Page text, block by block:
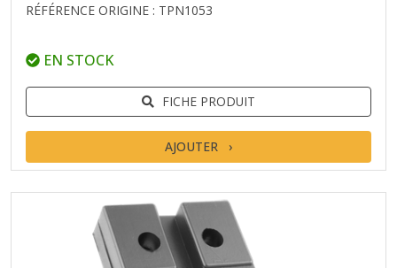
RÉFÉRENCE ORIGINE : TPN1053
EN STOCK
FICHE PRODUIT
AJOUTER